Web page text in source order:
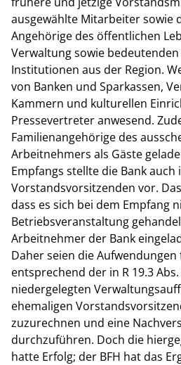
ausgewählte Mitarbeiter sowie
Angehörige des öffentlichen
Verwaltung sowie
Institutionen aus der Region.
von Banken und Sparkassen,
Kammern und kulturellen
Pressevertreter anwesend.
Familienangehörige des
Arbeitnehmers als Gäste
Empfangs stellte die Bank auch
Vorstandsvorsitzenden vor.
dass es sich bei dem Empfang
Betriebsveranstaltung
Arbeitnehmer der Bank
Daher seien die
entsprechend der in R 19.3 Abs.
niedergelegten
ehemaligen
zuzurechnen und eine
durchzuführen. Doch die
hatte Erfolg; der BFH hat das